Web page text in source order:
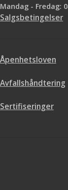
Mandag - Fredag:
Salgsbetingelser
Åpenhetsloven
Avfallshåndtering
Sertifiseringer